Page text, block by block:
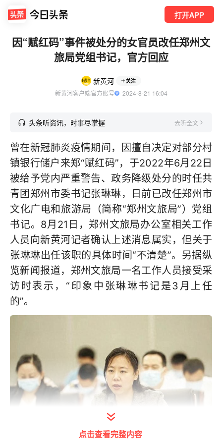
打开APP
因“赋红码”事件被处分的女官员改任郑州文
旅局党组书记，官方回应
新黄河 关注
新黄河客户端官方账号
  2024-8-21 16:04
头条听资讯，时事尽掌握 去听全文
曾在新冠肺炎疫情期间，因擅自决定对部分村
镇银行储户来郑“赋红码”，于2022年6月22日
被给予党内严重警告、政务降级处分的时任共
青团郑州市委书记张琳琳，日前已改任郑州市
文化广电和旅游局（简称“郑州文旅局”）党组
书记。8月21日，郑州文旅局办公室相关工作
人员向新黄河记者确认上述消息属实，但关于
张琳琳出任该职的具体时间“不清楚”。另据纵
览新闻报道，郑州文旅局一名工作人员接受采
访时表示，“印象中张琳琳书记是3月上任
的”。
点击查看完整内容